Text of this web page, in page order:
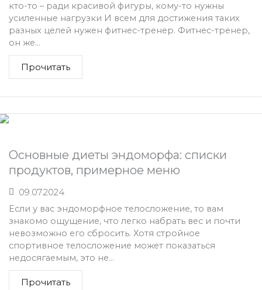
кто-то – ради красивой фигуры, кому-то нужны
усиленные нагрузки И всем для достижения таких
разных целей нужен фитнес-тренер. Фитнес-тренер,
он же...
Прочитать
Основные диеты эндоморфа: списки
продуктов, примерное меню
09.07.2024
Если у вас эндоморфное телосложение, то вам
знакомо ощущение, что легко набрать вес и почти
невозможно его сбросить. Хотя стройное
спортивное телосложение может показаться
недосягаемым, это не...
Прочитать